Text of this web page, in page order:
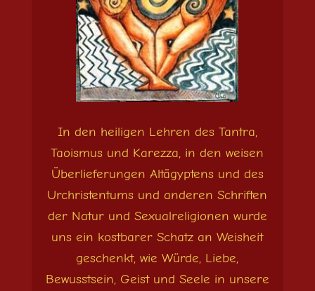
In den heiligen Lehren des Tantra,
Taoismus und Karezza, in den weisen
Überlieferungen Altägyptens und des
Urchristentums und anderen Schriften
der Natur und Sexualreligionen wurde
uns ein kostbarer Schatz an Weisheit
geschenkt, wie Würde, Liebe,
Bewusstsein, Geist und Seele in unsere